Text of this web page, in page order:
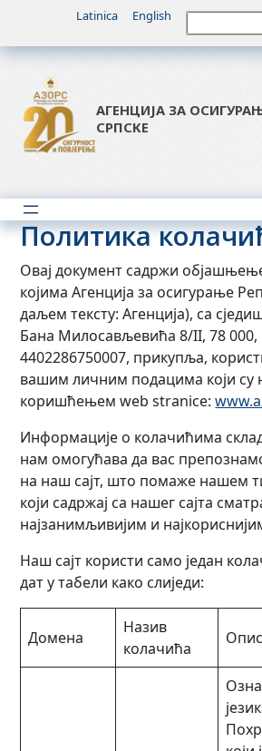
Latinica English Претрага
АГЕНЦИЈА ЗА
СРПСКЕ
Политика
Овај документ садржи
којима Агенција за осигурање
даљем тексту: Агенција), са
Бана Милосављевића 8/II, 78 000,
4402286750007, прикупља,
вашим личним подацима који су
коришћењем web stranice:
Информације о колачићима
нам омогућава да вас
на наш сајт, што помаже нашем
који садржај са нашег сајта
најзанимљивијим и
Наш сајт користи само један
дат у табели како слиједи:
Домена
Назив
колачића
Опис